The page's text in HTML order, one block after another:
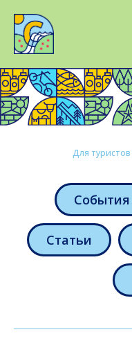
Для туристов
События
Статьи